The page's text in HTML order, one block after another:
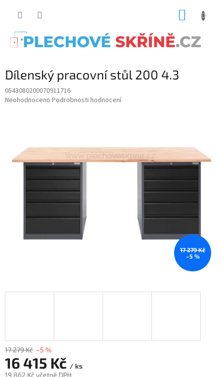
Dílenský pracovní stůl 200 4.3
0543080200070911716
Průměrné
hvězdiček.
Neohodnoceno Podrobnosti hodnocení
17 279 Kč
–5 %
17 279 Kč –5 %
16 415 Kč / ks
19 862 Kč včetně DPH